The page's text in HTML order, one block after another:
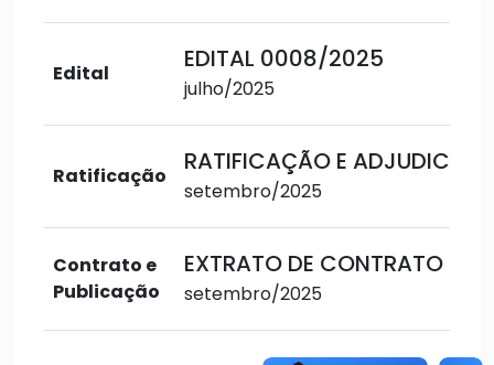
Edital EDITAL 0008/2025
julho/2025
Ratificação RATIFICAÇÃO E
setembro/2025
Contrato e
Publicação
EXTRATO DE CONTRATO
setembro/2025